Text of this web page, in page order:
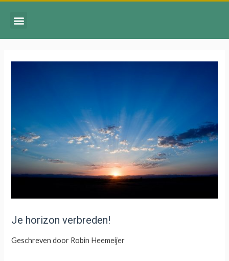
Je horizon verbreden!
Geschreven door Robin Heemeijer